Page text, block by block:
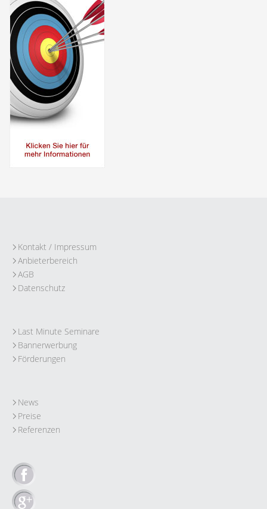
Kontakt / Impressum
Anbieterbereich
AGB
Datenschutz
Last Minute Seminare
Bannerwerbung
Förderungen
News
Preise
Referenzen